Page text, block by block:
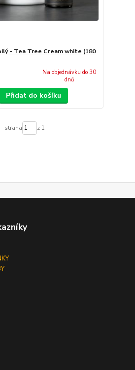
- Tea Tree Cream white (180
Na objednávku do 30
dnů
Přidat do košíku
strana z 1